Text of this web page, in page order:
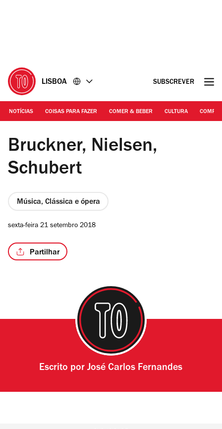
LISBOA SUBSCREVER
NOTÍCIAS COISAS PARA FAZER COMER & BEBER CULTURA
©DR | Camerata Alma Mater
Bruckner, Nielsen,
Schubert
Música, Clássica e ópera
sexta-feira 21 setembro 2018
Partilhar
Escrito porJosé Carlos Fernandes